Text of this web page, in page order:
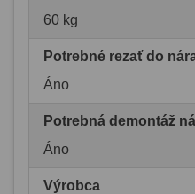
60 kg
Potrebné rezať do
Áno
Potrebná demontáž
Áno
Výrobca